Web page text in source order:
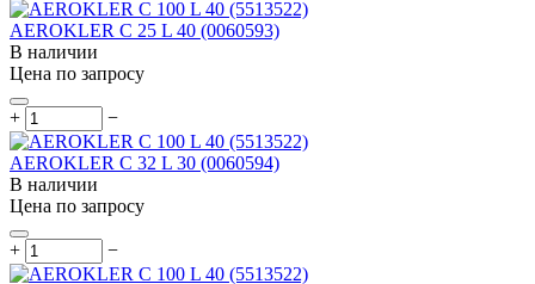
AEROKLER C 25 L 40 (0060593)
В наличии
Цена по запросу
+ −
AEROKLER C 32 L 30 (0060594)
В наличии
Цена по запросу
+ −